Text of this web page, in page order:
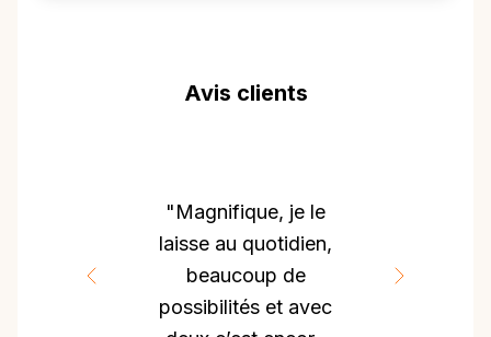
Avis clients
"Tout est parfait
dans ce produit :
qualité
franchement